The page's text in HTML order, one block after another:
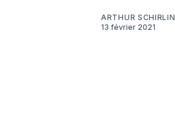
ARTHUR SCHIRLIN
13 février 2021